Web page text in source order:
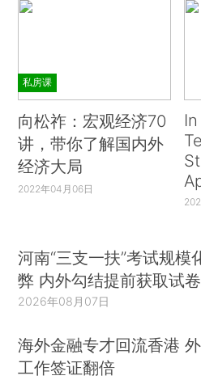
私房课
向松祚：宏观经济70
讲，带你了解国内外
经济大局
2022年04月06日
河南“三支一扶”考试规模
弊 内外勾结提前获取试卷
2026年08月07日
海外金融专才回流香港
工作签证翻倍